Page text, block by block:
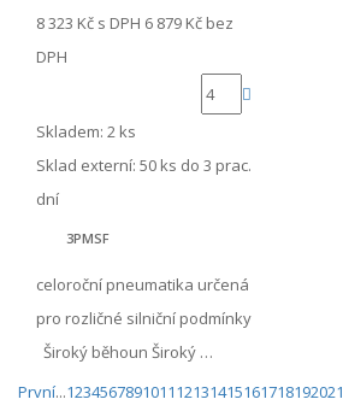
8 323 Kč s DPH 6 879 Kč bez
DPH
Skladem: 2 ks
Sklad externí: 50 ks do 3 prac.
dní
3PMSF
celoroční pneumatika určená
pro rozličné silniční podmínky
Široký běhoun Široký …
První...123456789101112131415161718192021